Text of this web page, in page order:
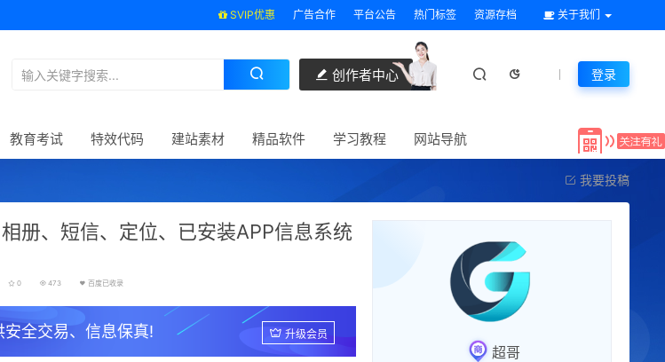
SVIP优惠 广告合作 平台公告 热门标签 资源存档 关于我们
创作者中心 登录
教育考试 特效代码 建站素材 精品软件 学习教程 网站导航
我要投稿
册、短信、定位、已安装APP信息系统
0 473 百度已收录
全交易、信息保真! 升级会员
超哥